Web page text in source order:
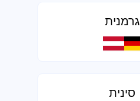
גרמנית
סינית